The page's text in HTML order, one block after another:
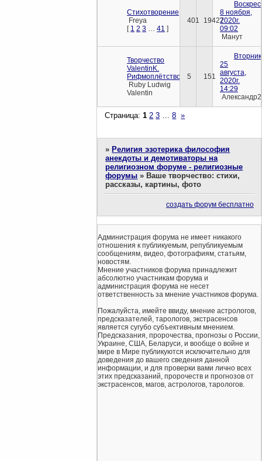
Стихотворение
Freya
[ 1 2 3 41 ]
401 19427
8 ноября,
2020г.
09:02
Манут
Творчество
ValentinK.
Рифмоплётство.
Ruby Ludwig
Valentin
5 151
25
августа,
2020г.
14:29
Страница:1 2 3 … 8 »
»Религия эзотерика философия
анекдоты и демотиваторы на
религиозном форуме - религиозные
форумы »Ваше творчество: стихи,
рассказы, картины, фото
создать форум бесплатно
Администрация форума не имеет никакого
отношения к публикуемым, републикуемым
сообщениям, видео, фотографиям, статьям,
новостям.
Мнение участников форума принадлежит
абсолютно участникам форума и
администрация форума не несет
ответственность за мнение участников форума.
Пожалуйста, имейте ввиду, мнение астрологов,
предсказателей, тарологов, экстрасенсов
является сугубо субъективным мнением.
Предсказания, пророчества, прогнозы о России,
Украине, США, Беларуси, и вообще о войне и
мире в Мире публикуются исключительно для
доведения до вашего сведения данной
информации, и для проверки вами лично всех
этих предсказаний, пророчеств и прогнозов от
экстрасенсов, магов, астрологов, тарологов.